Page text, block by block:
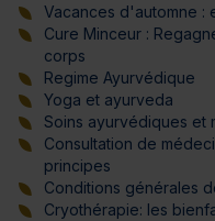
Vacances d'automne :
Cure Minceur :
corps
Regime Ayurvédique
Yoga et ayurveda
Soins ayurvédiques et
Consultation de
principes
Conditions générales
Cryothérapie: les